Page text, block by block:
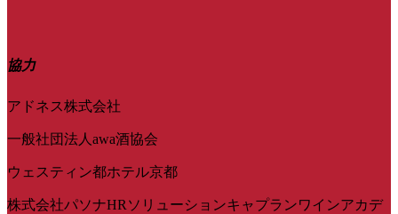
協力
アドネス株式会社
一般社団法人awa酒協会
ウェスティン都ホテル京都
株式会社パソナHRソリューションキャプランワインアカデ